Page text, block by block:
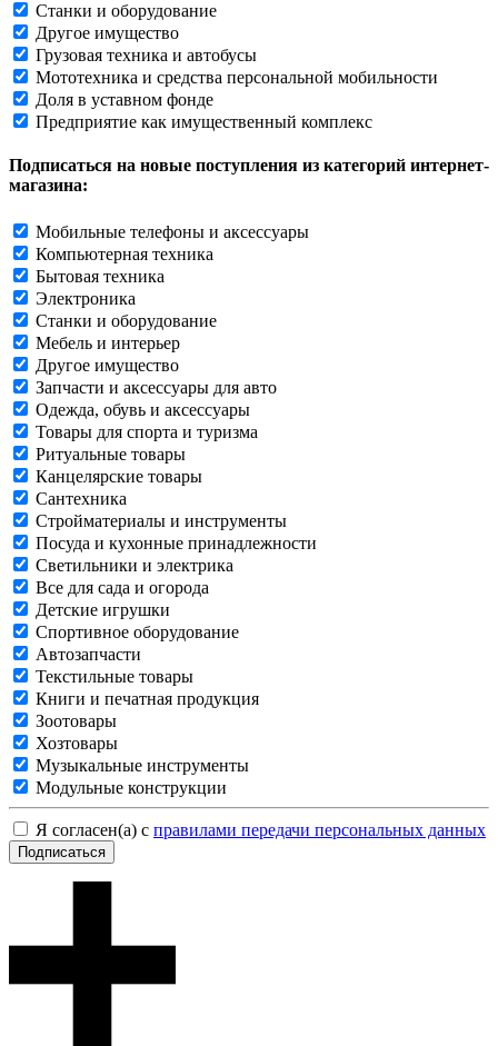
Станки и оборудование
Другое имущество
Грузовая техника и автобусы
Мототехника и средства персональной мобильности
Доля в уставном фонде
Предприятие как имущественный комплекс
Подписаться на новые поступления из категорий интернет-
магазина:
Мобильные телефоны и аксессуары
Компьютерная техника
Бытовая техника
Электроника
Станки и оборудование
Мебель и интерьер
Другое имущество
Запчасти и аксессуары для авто
Одежда, обувь и аксессуары
Товары для спорта и туризма
Ритуальные товары
Канцелярские товары
Сантехника
Стройматериалы и инструменты
Посуда и кухонные принадлежности
Светильники и электрика
Все для сада и огорода
Детские игрушки
Спортивное оборудование
Автозапчасти
Текстильные товары
Книги и печатная продукция
Зоотовары
Хозтовары
Музыкальные инструменты
Модульные конструкции
Я согласен(а) с правилами передачи персональных данных
Подписаться